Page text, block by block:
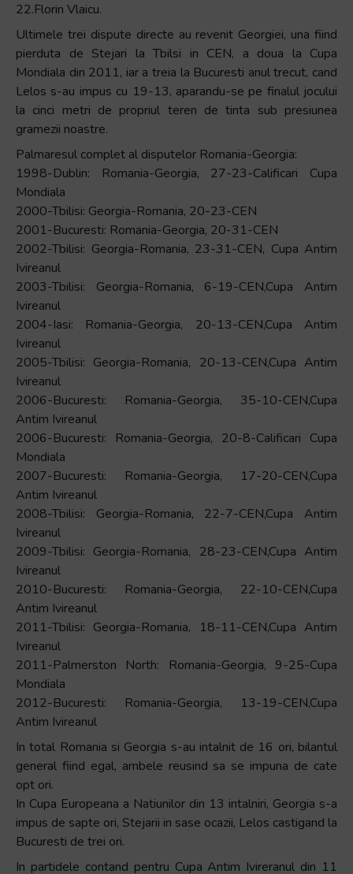
22.Florin Vlaicu.
Ultimele trei dispute directe au revenit Georgiei, una fiind
pierduta de Stejari la Tbilsi in CEN, a doua la Cupa
Mondiala din 2011, iar a treia la Bucuresti anul trecut, cand
Lelos s-au impus cu 19-13, aparandu-se pe finalul jocului
la cinci metri de propriul teren de tinta sub presiunea
gramezii noastre.
Palmaresul complet al disputelor Romania-Georgia:
1998-Dublin: Romania-Georgia, 27-23-Calificari Cupa
Mondiala
2000-Tbilisi: Georgia-Romania, 20-23-CEN
2001-Bucuresti: Romania-Georgia, 20-31-CEN
2002-Tbilisi: Georgia-Romania, 23-31-CEN, Cupa Antim
Ivireanul
2003-Tbilisi: Georgia-Romania, 6-19-CEN,Cupa Antim
Ivireanul
2004-Iasi: Romania-Georgia, 20-13-CEN,Cupa Antim
Ivireanul
2005-Tbilisi: Georgia-Romania, 20-13-CEN,Cupa Antim
Ivireanul
2006-Bucuresti: Romania-Georgia, 35-10-CEN,Cupa
Antim Ivireanul
2006-Bucuresti: Romania-Georgia, 20-8-Calificari Cupa
Mondiala
2007-Bucuresti: Romania-Georgia, 17-20-CEN,Cupa
Antim Ivireanul
2008-Tbilisi: Georgia-Romania, 22-7-CEN,Cupa Antim
Ivireanul
2009-Tbilisi: Georgia-Romania, 28-23-CEN,Cupa Antim
Ivireanul
2010-Bucuresti: Romania-Georgia, 22-10-CEN,Cupa
Antim Ivireanul
2011-Tbilisi: Georgia-Romania, 18-11-CEN,Cupa Antim
Ivireanul
2011-Palmerston North: Romania-Georgia, 9-25-Cupa
Mondiala
2012-Bucuresti: Romania-Georgia, 13-19-CEN,Cupa
Antim Ivireanul
In total Romania si Georgia s-au intalnit de 16 ori, bilantul
general fiind egal, ambele reusind sa se impuna de cate
opt ori.
In Cupa Europeana a Natiunilor din 13 intalniri, Georgia s-a
impus de sapte ori, Stejarii in sase ocazii, Lelos castigand la
Bucuresti de trei ori.
In partidele contand pentru Cupa Antim Ivireranul din 11